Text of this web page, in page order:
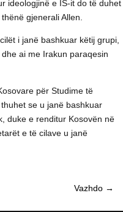
ideologjinë e IS-it do të duhet
gjenerali Allen.
i janë bashkuar këtij grupi,
ai me Irakun paraqesin
për Studime të
se u janë bashkuar
duke e renditur Kosovën në
e të cilave u janë
Vazhdo →